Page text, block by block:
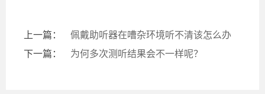
上一篇：
佩戴助听器在嘈杂环境听不清该怎么办
下一篇：
为何多次测听结果会不一样呢？